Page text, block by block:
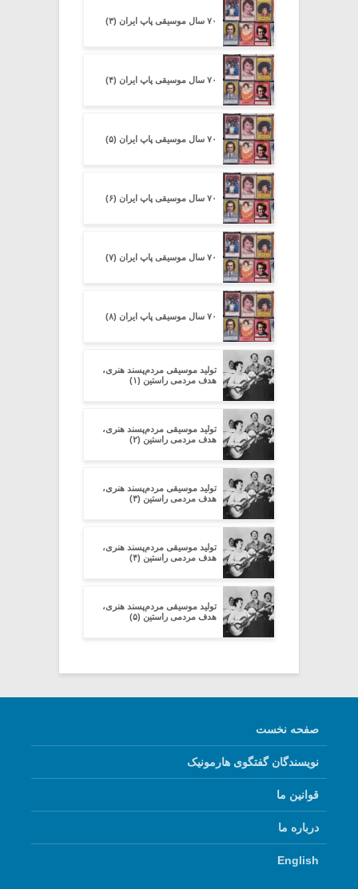
۷۰ سال موسیقی پاپ ایران (۳)
۷۰ سال موسیقی پاپ ایران (۴)
۷۰ سال موسیقی پاپ ایران (۵)
۷۰ سال موسیقی پاپ ایران (۶)
۷۰ سال موسیقی پاپ ایران (۷)
۷۰ سال موسیقی پاپ ایران (۸)
تولید موسیقی مردم‌پسند هنری،
هدف مردمی راستین (۱)
تولید موسیقی مردم‌پسند هنری،
هدف مردمی راستین (۲)
تولید موسیقی مردم‌پسند هنری،
هدف مردمی راستین (۳)
تولید موسیقی مردم‌پسند هنری،
هدف مردمی راستین (۴)
تولید موسیقی مردم‌پسند هنری،
هدف مردمی راستین (۵)
صفحه نخست
نویسندگان گفتگوی هارمونیک
قوانین ما
درباره ما
English